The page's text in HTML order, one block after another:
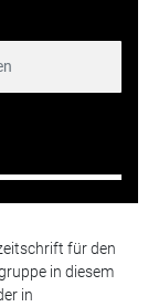
für den
in diesem
in